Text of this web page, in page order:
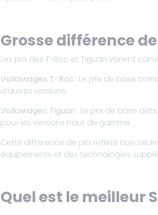
Grosse différence
Les prix des T-Roc et Tiguan varient
Volkswagen T-Roc : Le prix de base
d’autres versions.
Volkswagen Tiguan : Le prix de base
pour les versions haut de gamme.
Cette différence de prix reflète non
équipements et des technologies
Quel est le meilleur